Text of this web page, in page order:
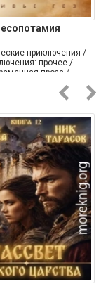
приключения /
прочее /
проза /